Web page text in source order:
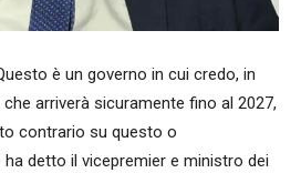
è un governo in cui credo, in
arriverà sicuramente fino al 2027,
contrario su questo o
ha detto il vicepremier e ministro dei